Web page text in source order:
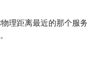
理距离最近的那个服